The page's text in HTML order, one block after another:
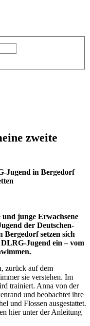
zweite
Jugend in Bergedorf
junge Erwachsene
der Deutschen-
Bergedorf setzen sich
Jugend ein – vom
zurück auf dem
sie verstehen. Im
trainiert. Anna von der
und beobachtet ihre
und Flossen ausgestattet.
hier unter der Anleitung